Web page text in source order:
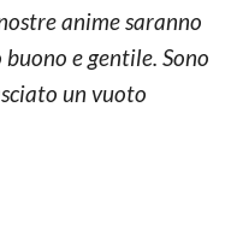
anime saranno
e gentile. Sono
un vuoto